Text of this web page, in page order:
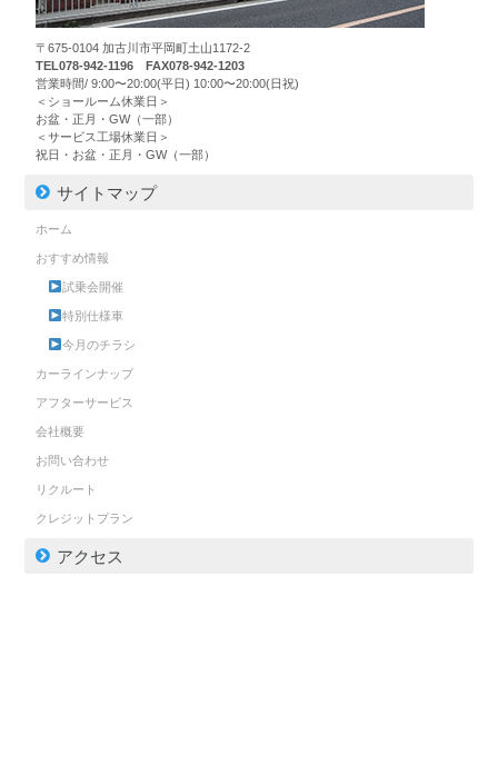
〒675-0104 加古川市平岡町土山1172-2
TEL078-942-1196 FAX078-942-1203
営業時間/ 9:00〜20:00(平日) 10:00〜20:00(日祝)
＜ショールーム休業日＞
お盆・正月・GW（一部）
＜サービス工場休業日＞
祝日・お盆・正月・GW（一部）
サイトマップ
ホーム
おすすめ情報
試乗会開催
特別仕様車
今月のチラシ
カーラインナップ
アフターサービス
会社概要
お問い合わせ
リクルート
クレジットプラン
アクセス